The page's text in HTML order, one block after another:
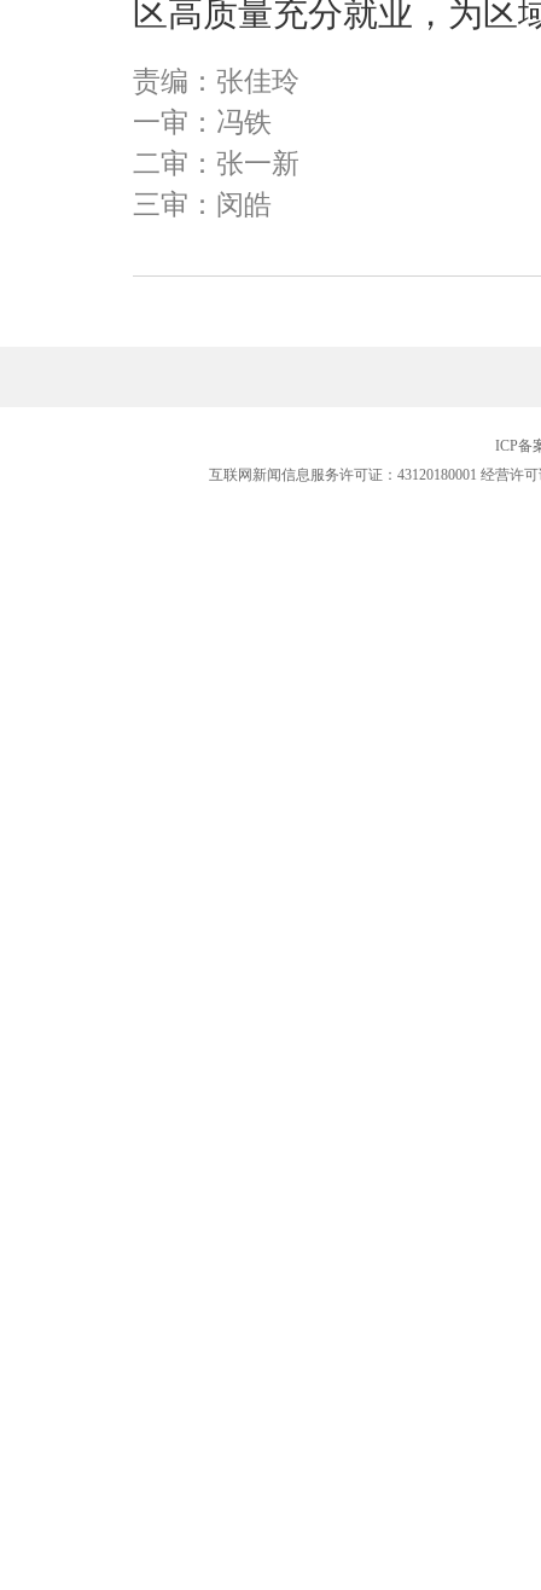
区高质量充分就业， 为区
责编：张佳玲
一审：冯铁
二审：张一新
三审：闵皓
ICP备
互联网新闻信息服务许可证：43120180001 经营许可